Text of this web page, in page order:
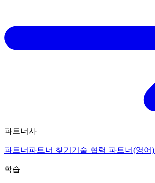
파트너사
파트너 파트너 찾기 기술 협력 파트너(영어)
학습